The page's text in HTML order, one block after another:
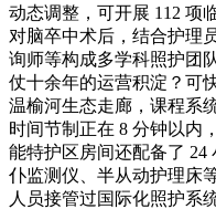
动态调整，可开展 112 项
对脑卒中术后，结合护理
询师等构成多学科照护团
仗十余年的运营积淀？可
温榆河生态走廊，课程系
时间节制正在 8 分钟以内
能特护区房间还配备了
仆监测仪、半从动护理床
人员接管过国际化照护系